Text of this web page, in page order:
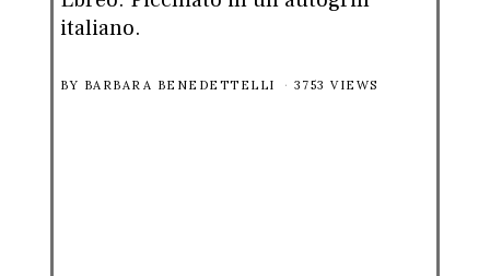
italiano.
BY BARBARA BENEDETTELLI 3753 VIEWS